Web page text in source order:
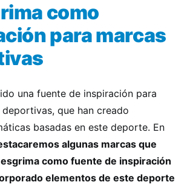
como
para marcas
una fuente de inspiración para
deportivas, que han creado
basadas en este deporte. En
algunas marcas que
como fuente de inspiración
elementos de este deporte